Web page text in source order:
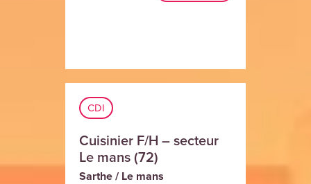
CDI
Cuisinier F/H – secteur
Le mans (72)
Sarthe / Le mans